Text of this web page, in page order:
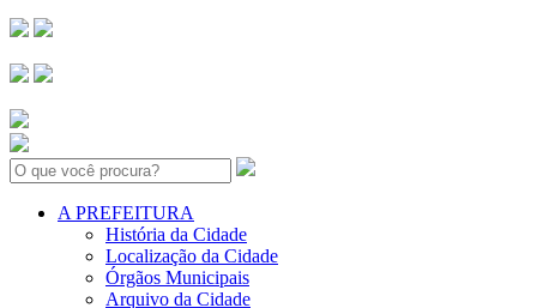
Search:
A PREFEITURA
História da Cidade
Localização da Cidade
Órgãos Municipais
Arquivo da Cidade